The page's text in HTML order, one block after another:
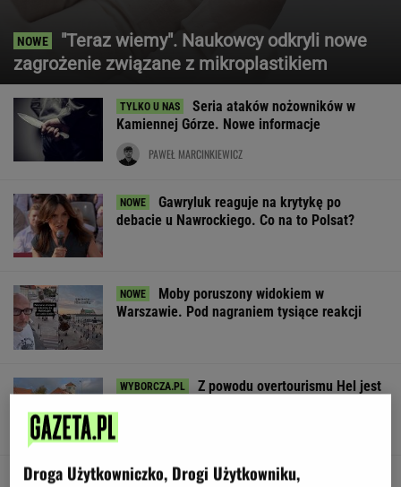
"Teraz wiemy". Naukowcy odkryli nowe
zagrożenie związane z mikroplastikiem
Seria ataków nożowników w
Kamiennej Górze. Nowe informacje
PAWEŁ MARCINKIEWICZ
Gawryluk reaguje na krytykę po
debacie u Nawrockiego. Co na to Polsat?
Moby poruszony widokiem w
Warszawie. Pod nagraniem tysiące reakcji
Z powodu overtourismu Hel jest
1,5 tys. zł za adopcję psa. Nie trzeba nawet
Droga Użytkowniczko, Drogi Użytkowniku,